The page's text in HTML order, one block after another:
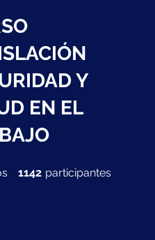
Y
EN EL
23 pasos
1142 participantes